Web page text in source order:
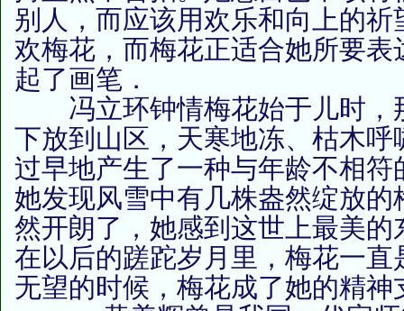
别人，而应该用欢乐和向上的
欢梅花，而梅花正适合她所要
起了画笔．
冯立环钟情梅花始于儿时，
下放到山区，天寒地冻、枯木
过早地产生了一种与年龄不相
她发现风雪中有几株盎然绽放
然开朗了，她感到这世上最美
在以后的蹉跎岁月里，梅花一
无望的时候，梅花成了她的精神